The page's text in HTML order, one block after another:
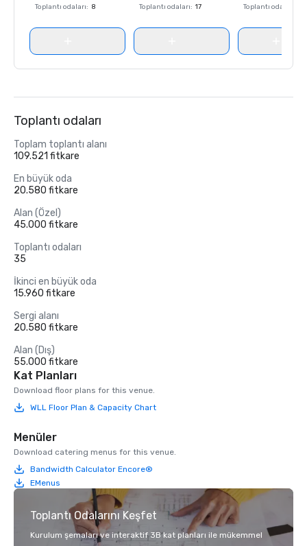
Toplantı odaları: 8
Toplantı odaları: 17
Toplantı odaları
Toplantı odaları
Toplam toplantı alanı
109.521 fitkare
En büyük oda
20.580 fitkare
Alan (Özel)
45.000 fitkare
Toplantı odaları
35
İkinci en büyük oda
15.960 fitkare
Sergi alanı
20.580 fitkare
Alan (Dış)
55.000 fitkare
Kat Planları
Download floor plans for this venue.
WLL Floor Plan & Capacity Chart
Menüler
Download catering menus for this venue.
Bandwidth Calculator Encore®
EMenus
Toplantı Odalarını Keşfet
Kurulum şemaları ve interaktif 3B kat planları ile mükemmel